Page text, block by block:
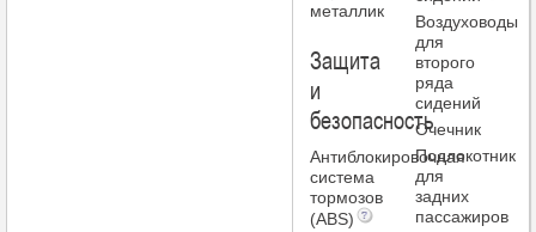
металлик
Защита
и
безопасность
Антиблокировочная
система
тормозов
(ABS)
Воздуховоды
для
второго
ряда
сидений
Очечник
Подлокотник
для
задних
пассажиров